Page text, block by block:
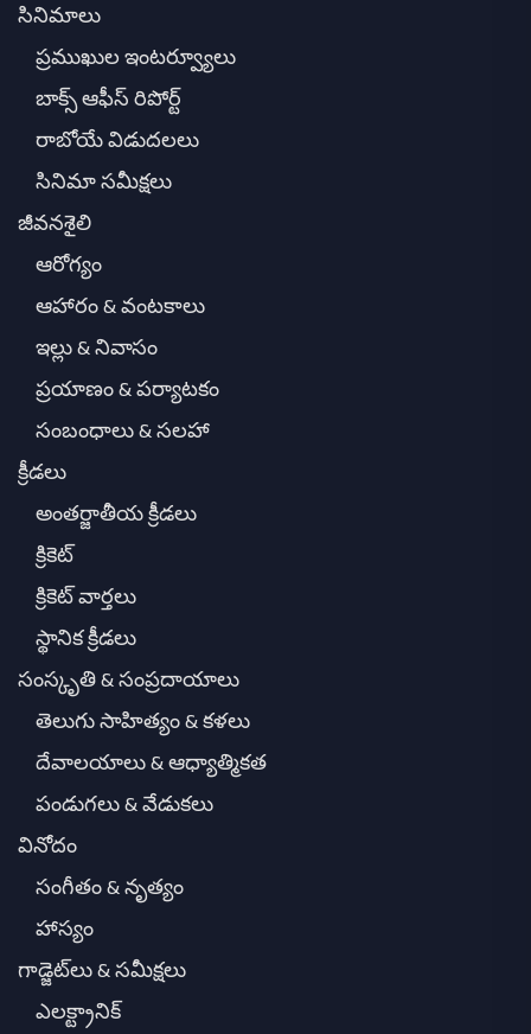
సినిమాలు
ప్రముఖుల ఇంటర్వ్యూలు
బాక్స్ ఆఫీస్ రిపోర్ట్
రాబోయే విడుదలలు
సినిమా సమీక్షలు
జీవనశైలి
ఆరోగ్యం
ఆహారం & వంటకాలు
ఇల్లు & నివాసం
ప్రయాణం & పర్యాటకం
సంబంధాలు & సలహా
క్రీడలు
అంతర్జాతీయ క్రీడలు
క్రికెట్
క్రికెట్ వార్తలు
స్థానిక క్రీడలు
సంస్కృతి & సంప్రదాయాలు
తెలుగు సాహిత్యం & కళలు
దేవాలయాలు & ఆధ్యాత్మికత
పండుగలు & వేడుకలు
వినోదం
సంగీతం & నృత్యం
హాస్యం
గాడ్జెట్‌లు & సమీక్షలు
ఎలక్ట్రానిక్